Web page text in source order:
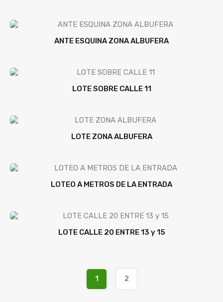
ANTE ESQUINA ZONA ALBUFERA
LOTE SOBRE CALLE 11
LOTE ZONA ALBUFERA
LOTEO A METROS DE LA ENTRADA
LOTE CALLE 20 ENTRE 13 y 15
1 2